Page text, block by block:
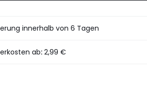
innerhalb von 6 Tagen
ab:2,99 €